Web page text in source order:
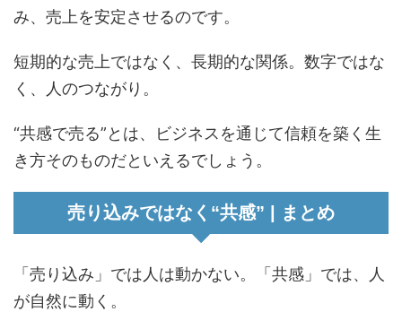
み、売上を安定させるのです。
短期的な売上ではなく、長期的な関係。数字ではな
く、人のつながり。
“共感で売る”とは、ビジネスを通じて信頼を築く生
き方そのものだといえるでしょう。
売り込みではなく“共感” | まとめ
「売り込み」では人は動かない。「共感」では、人
が自然に動く。